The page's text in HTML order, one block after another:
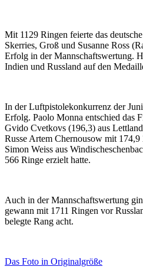
Mit 1129 Ringen feierte das
Skerries, Groß und Susanne Ross
Erfolg in der Mannschaftswertung.
Indien und Russland auf den
In der Luftpistolekonkurrenz der
Erfolg. Paolo Monna entschied das
Gvido Cvetkovs (196,3) aus
Russe Artem Chernousow mit
Simon Weiss aus
566 Ringe erzielt hatte.
Auch in der Mannschaftswertung
gewann mit 1711 Ringen vor
belegte Rang acht.
Das Foto in Originalgröße